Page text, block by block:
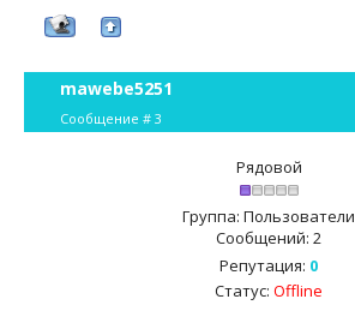
mawebe5251
Сообщение # 3
Рядовой
Группа: Пользователи
Сообщений: 2
Репутация: 0
Статус: Offline